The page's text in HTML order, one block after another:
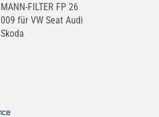
MANN-FILTER FP 26
009 für VW Seat Audi
Skoda